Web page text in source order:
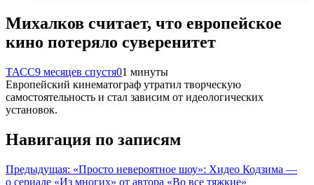
Михалков считает, что европейское
кино потеряло суверенитет
ТАСС9 месяцев спустя01 минуты
Европейский кинематограф утратил творческую
самостоятельность и стал зависим от идеологических
установок.
Навигация по записям
Предыдущая: «Просто невероятное шоу»: Хидео Кодзима —
о сериале «Из многих» от автора «Во все тяжкие»